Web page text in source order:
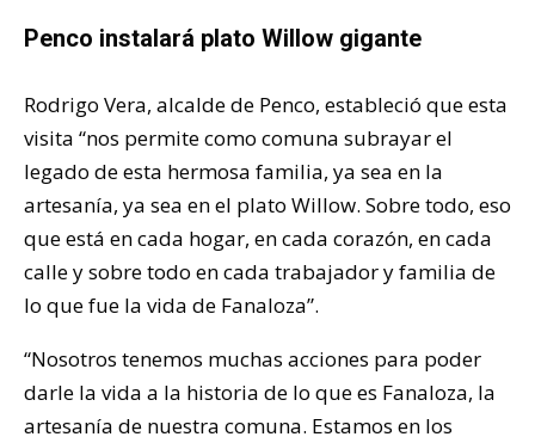
Penco instalará plato Willow gigante
Rodrigo Vera, alcalde de Penco, estableció que esta
visita “nos permite como comuna subrayar el
legado de esta hermosa familia, ya sea en la
artesanía, ya sea en el plato Willow. Sobre todo, eso
que está en cada hogar, en cada corazón, en cada
calle y sobre todo en cada trabajador y familia de
lo que fue la vida de Fanaloza”.
“Nosotros tenemos muchas acciones para poder
darle la vida a la historia de lo que es Fanaloza, la
artesanía de nuestra comuna. Estamos en los